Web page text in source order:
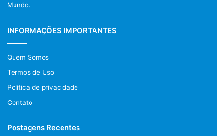
Mundo.
INFORMAÇÕES IMPORTANTES
Quem Somos
Termos de Uso
Política de privacidade
Contato
Postagens Recentes